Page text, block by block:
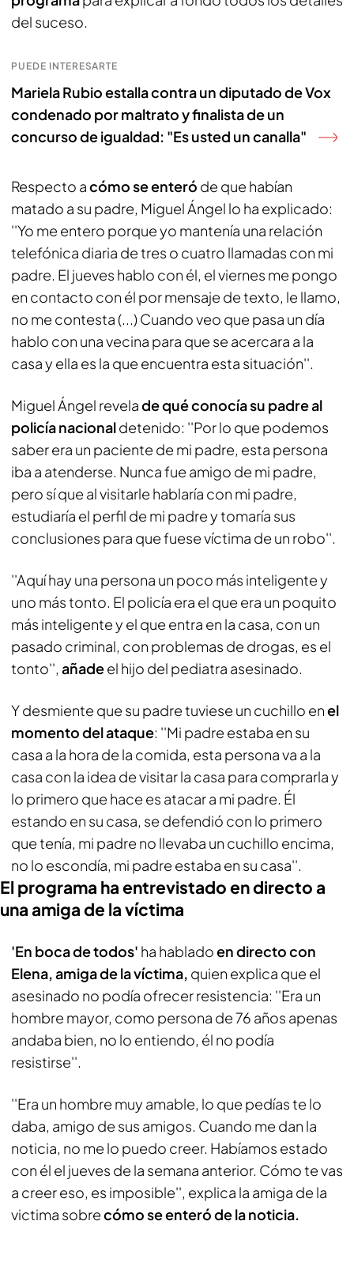
del suceso.
PUEDE INTERESARTE
Mariela Rubio estalla contra un diputado de Vox
condenado por maltrato y finalista de un
concurso de igualdad: "Es usted un canalla"
Respecto acómo se enteró de que habían
matado a su padre, Miguel Ángel lo ha explicado:
''Yo me entero porque yo mantenía una relación
telefónica diaria de tres o cuatro llamadas con mi
padre. El jueves hablo con él, el viernes me pongo
en contacto con él por mensaje de texto, le llamo,
no me contesta (...) Cuando veo que pasa un día
hablo con una vecina para que se acercara a la
casa y ella es la que encuentra esta situación''.
Miguel Ángel revelade qué conocía su padre al
policía nacionaldetenido: ''Por lo que podemos
saber era un paciente de mi padre, esta persona
iba a atenderse. Nunca fue amigo de mi padre,
pero sí que al visitarle hablaría con mi padre,
estudiaría el perfil de mi padre y tomaría sus
conclusiones para que fuese víctima de un robo''.
''Aquí hay una persona un poco más inteligente y
uno más tonto. El policía era el que era un poquito
más inteligente y el que entra en la casa, con un
pasado criminal, con problemas de drogas, es el
tonto'', añadeel hijo del pediatra asesinado.
Y desmiente que su padre tuviese un cuchillo enel
momento del ataque: ''Mi padre estaba en su
casa a la hora de la comida, esta persona va a la
casa con la idea de visitar la casa para comprarla y
lo primero que hace es atacar a mi padre. Él
estando en su casa, se defendió con lo primero
que tenía, mi padre no llevaba un cuchillo encima,
no lo escondía, mi padre estaba en su casa''.
El programa ha entrevistado en directo a
una amiga de la víctima
'En boca de todos' ha habladoen directo con
Elena, amiga de la víctima, quien explica que el
asesinado no podía ofrecer resistencia: ''Era un
hombre mayor, como persona de 76 años apenas
andaba bien, no lo entiendo, él no podía
resistirse''.
''Era un hombre muy amable, lo que pedías te lo
daba, amigo de sus amigos. Cuando me dan la
noticia, no me lo puedo creer. Habíamos estado
con él el jueves de la semana anterior. Cómo te vas
a creer eso, es imposible'', explica la amiga de la
victima sobrecómo se enteró de la noticia.